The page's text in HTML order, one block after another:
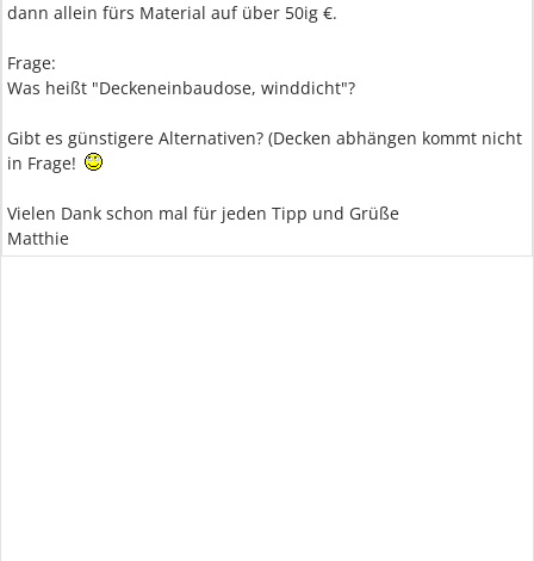
dann allein fürs Material auf über 50ig €.
Frage:
Was heißt "Deckeneinbaudose, winddicht"?
Gibt es günstigere Alternativen? (Decken abhängen kommt nicht
in Frage!
Vielen Dank schon mal für jeden Tipp und Grüße
Matthie